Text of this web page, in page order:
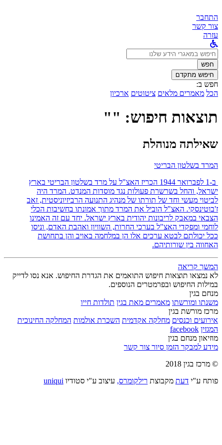
התחבר
צור קשר
עזרה
לחפש
ב:חפש
חיפוש מתקדם
חפש ב:
הכל מאמרים מלאים ציטוטים ארכיון
תוצאות חיפוש: ""
שאילתה מנוהלת
המרד בשלטון הבריטי
ב-1 לפברואר 1944 הכריז האצ"ל על מרד בשלטון הבריטי בארץ
ישראל, והחל בשרשרת פעולות נגד מוסדות המנדט. המרד היה
לביטוי מעשי וחד של תורתו של מנהיג התנועה הרביזיוניסטית, זאב
ז'בוטינסקי. האצ"ל הוביל את המרד מתוך אמונתו בחשיבות הכלי
הצבאי במאבק לריבונות יהודית בארץ ישראל. יחד עם זה האמינו
לוחמי ומפקדי האצ"ל בערכי החרות, השוויון ואהבת האדם, וניסו
ככל יכולתם לבטא ערכים אלו הן במלחמה באויב והן בתחושת
האחווה בין שורותיהם.
המשך קריאה
לא נמצאו תוצאות חיפוש התואמים את הגדרת החיפוש. אנא נסו לדייק
במילות החיפוש ובפרמטרים הנוספים.
מנחם בגין
משנתו ומורשתו מאמרים מאת בגין תולדות חייו
מרכז מורשת בגין
אירועים וכנסים מחלקה אקדמית השכרת אולמות המחלקה החינוכית
המגזין facebook
מוזיאון מנחם בגין
מידע למבקר הזמן סיור צור קשר
© מרכז בגין 2018
פותח ע"י דעת מקבוצת רילקומרס, עיצוב ע"י סטודיו uniqui